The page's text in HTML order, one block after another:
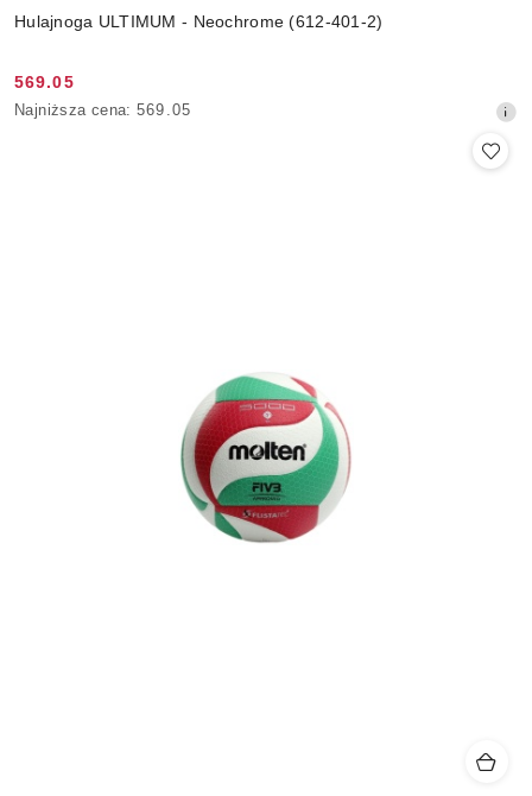
Hulajnoga ULTIMUM - Neochrome (612-401-2)
Cena
promocyjna:
569.05
Najniższa
Najniższa cena: 569.05